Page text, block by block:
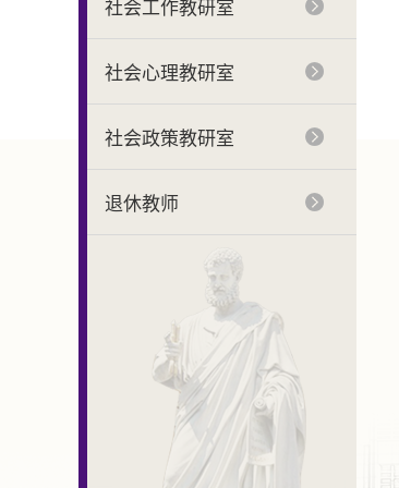
社会工作教研室
社会心理教研室
社会政策教研室
退休教师